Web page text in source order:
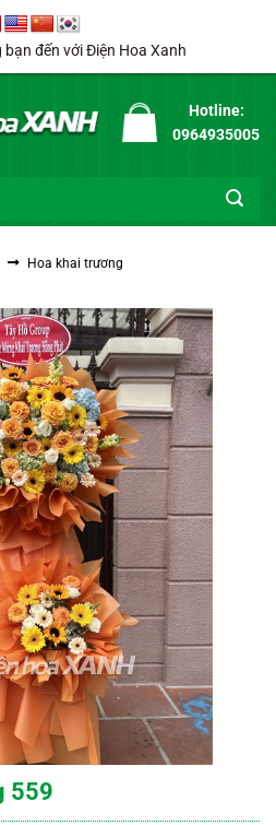
đến với Điện Hoa Xanh
Hotline:
0964935005
Hoa khai trương
559